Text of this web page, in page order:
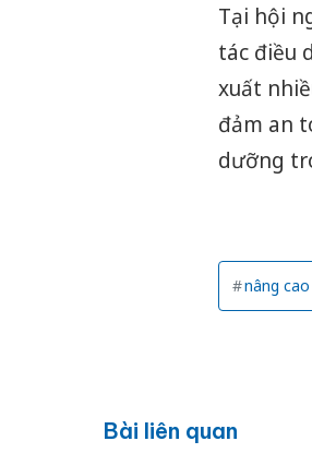
Tại hội
tác điều
xuất
đảm an
dưỡng
nâng
Bài liên quan